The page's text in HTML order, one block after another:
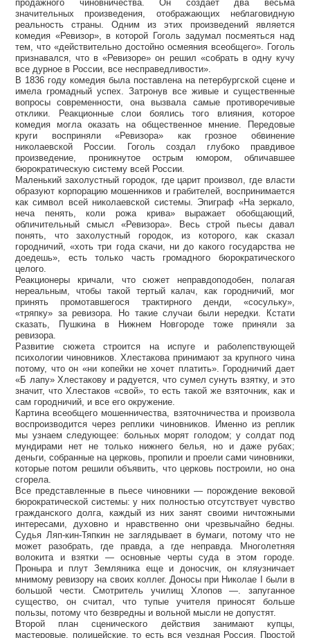
продажного чиновничества. Он создает два весьма
значительных произведения, отображающих неблаговидную
реальность страны. Одним из этих произведений является
комедия «Ревизор», в которой Гоголь задумал посмеяться над
тем, что «действительно достойно осмеяния всеобщего». Гоголь
признавался, что в «Ревизоре» он решил «собрать в одну кучу
все дурное в России, все несправедливости».
В 1836 году комедия была поставлена на петербургской сцене и
имела громадный успех. Затронув все живые и существенные
вопросы современности, она вызвала самые противоречивые
отклики. Реакционные слои боялись того влияния, которое
комедия могла оказать на общественное мнение. Передовые
круги восприняли «Ревизора» как грозное обвинение
николаевской России. Гоголь создал глубоко правдивое
произведение, проникнутое острым юмором, обличавшее
бюрократическую систему всей России.
Маленький захолустный городок, где царит произвол, где власти
образуют корпорацию мошенников и грабителей, воспринимается
как символ всей николаевской системы. Эпиграф «На зеркало,
неча пенять, коли рожа крива» выражает обобщающий,
обличительный смысл «Ревизора». Весь строй пьесы давал
понять, что захолустный городок, из которого, как сказал
городничий, «хоть три года скачи, ни до какого государства не
доедешь», есть только часть громадного бюрократического
целого.
Реакционеры кричали, что сюжет неправдоподобен, полагая
нереальным, чтобы такой тертый калач, как городничий, мог
принять промотавшегося трактирного денди, «сосульку»,
«тряпку» за ревизора. Но такие случаи были нередки. Кстати
сказать, Пушкина в Нижнем Новгороде тоже приняли за
ревизора.
Развитие сюжета строится на испуге и раболепствующей
психологии чиновников. Хлестакова принимают за крупного чина
потому, что он «ни копейки не хочет платить». Городничий дает
«Б лапу» Хлестакову и радуется, что сумел сунуть взятку, и это
значит, что Хлестаков «свой», то есть такой же взяточник, как и
сам городничий, и все его окружение.
Картина всеобщего мошенничества, взяточничества и произвола
воспроизводится через реплики чиновников. Именно из реплик
мы узнаем следующее: больных морят голодом; у солдат под
мундирами нет не только нижнего белья, но и даже рубах;
деньги, собранные на церковь, пропили и проели сами чиновники,
которые потом решили объявить, что церковь построили, но она
сгорела.
Все представленные в пьесе чиновники — порождение вековой
бюрократической системы: у них полностью отсутствует чувство
гражданского долга, каждый из них занят своими ничтожными
интересами, духовно и нравственно они чрезвычайно бедны.
Судья Ляп-кин-Тяпкин не заглядывает в бумаги, потому что не
может разобрать, где правда, а где неправда. Многолетняя
волокита и взятки — основные черты суда в этом городе.
Проныра и плут Земляника еще и доносчик, он кляузничает
мнимому ревизору на своих коллег. Доносы при Николае I были в
большой чести. Смотритель училищ Хлопов —. запуганное
существо, он считал, что тупые учителя приносят больше
пользы, потому что безвредны и вольной мысли не допустят.
Второй план сценического действия занимают купцы,
мастеровые, полицейские, то есть вся уездная Россия. Простой